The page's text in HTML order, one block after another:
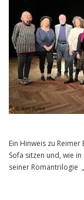
Ein Hinweis zu
Sofa sitzen und, wie
seiner Romantrilogie